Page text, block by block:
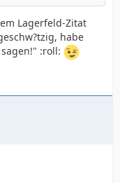
Lagerfeld-Zitat
habe
:roll: